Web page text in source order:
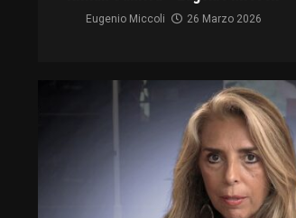
Eugenio Miccoli 26 Marzo 2026